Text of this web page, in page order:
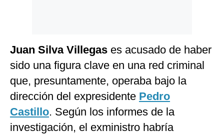
Juan Silva Villegas es acusado de haber
sido una figura clave en una red criminal
que, presuntamente, operaba bajo la
dirección del expresidente Pedro
Castillo. Según los informes de la
investigación, el exministro habría